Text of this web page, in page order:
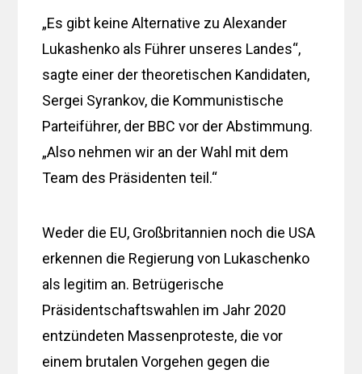
„Es gibt keine Alternative zu Alexander
Lukashenko als Führer unseres Landes“,
sagte einer der theoretischen Kandidaten,
Sergei Syrankov, die Kommunistische
Parteiführer, der BBC vor der Abstimmung.
„Also nehmen wir an der Wahl mit dem
Team des Präsidenten teil.“
Weder die EU, Großbritannien noch die USA
erkennen die Regierung von Lukaschenko
als legitim an. Betrügerische
Präsidentschaftswahlen im Jahr 2020
entzündeten Massenproteste, die vor
einem brutalen Vorgehen gegen die